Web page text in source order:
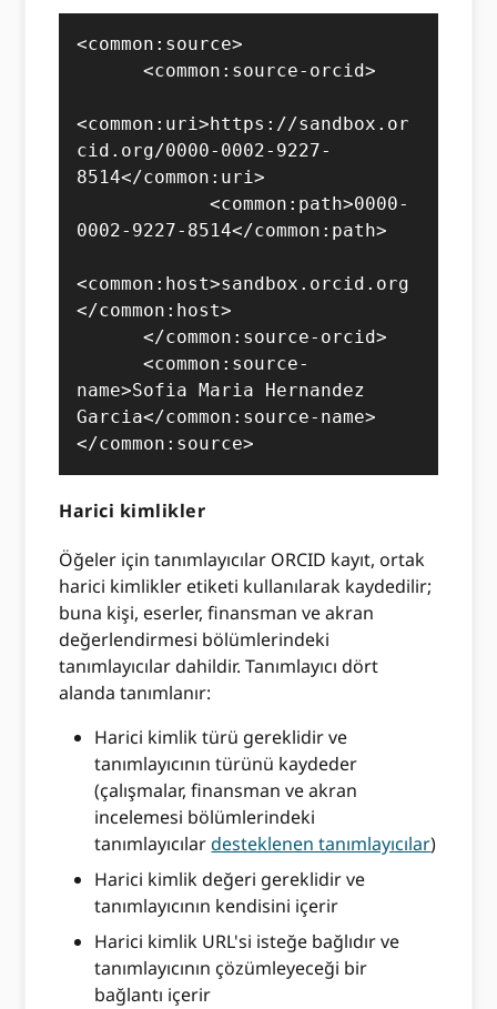
<common:source>
      <common:source-orcid>
<common:uri>https://sandbox.or
cid.org/0000-0002-9227-
8514</common:uri>
            <common:path>0000-
0002-9227-8514</common:path>
<common:host>sandbox.orcid.org
</common:host>
      </common:source-orcid>
      <common:source-
name>Sofia Maria Hernandez
Garcia</common:source-name>
</common:source>
Harici kimlikler
Öğeler için tanımlayıcılar ORCID kayıt, ortak
harici kimlikler etiketi kullanılarak kaydedilir;
buna kişi, eserler, finansman ve akran
değerlendirmesi bölümlerindeki
tanımlayıcılar dahildir. Tanımlayıcı dört
alanda tanımlanır:
Harici kimlik türü gereklidir ve
tanımlayıcının türünü kaydeder
(çalışmalar, finansman ve akran
incelemesi bölümlerindeki
tanımlayıcılardesteklenen tanımlayıcılar)
Harici kimlik değeri gereklidir ve
tanımlayıcının kendisini içerir
Harici kimlik URL'si isteğe bağlıdır ve
tanımlayıcının çözümleyeceği bir
bağlantı içerir